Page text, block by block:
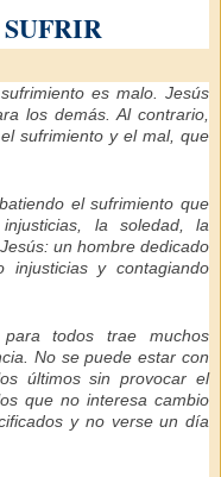
es malo. Jesús
los demás. Al contrario,
sufrimiento y el mal, que
el sufrimiento que
la soledad, la
un hombre dedicado
injusticias y contagiando
todos trae muchos
No se puede estar con
últimos sin provocar el
que no interesa cambio
y no verse un día